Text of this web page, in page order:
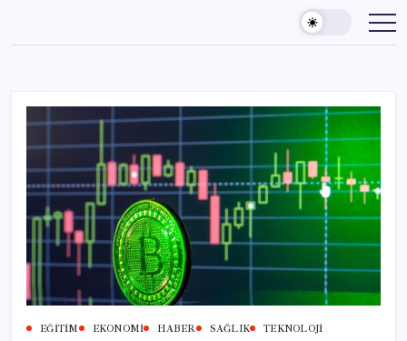
content
EĞITIM EKONOMI HABER SAĞLIK TEKNOLOJI